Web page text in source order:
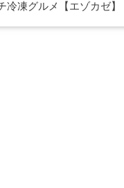
冷凍グルメ【エゾカゼ】